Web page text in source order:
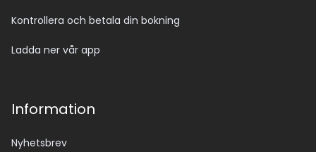
Kontrollera och betala din bokning
Ladda ner vår app
Information
Nyhetsbrev